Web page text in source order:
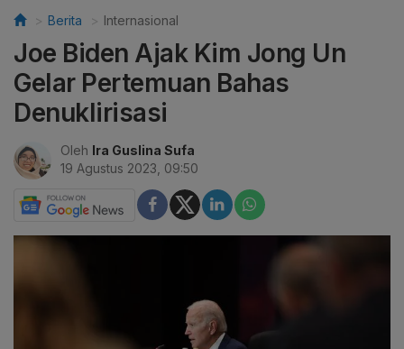
Berita Internasional
Joe Biden Ajak Kim Jong Un
Gelar Pertemuan Bahas
Denuklirisasi
Oleh Ira Guslina Sufa
19 Agustus 2023, 09:50